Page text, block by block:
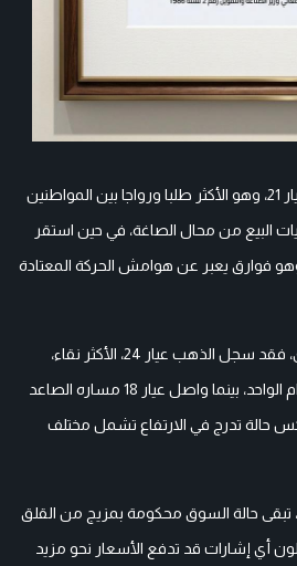
وبلغ سعر بيع غرام الذهب عيار 21، وهو الأكثر طلبا ورواجا بين المواطنين
92.8 دينارا لغايات البيع من محال الصاغة، في حين استقر
عند 88.3 دينارا، وهو فوارق يعبر عن هوامش الحركة المعتادة
أما على صعيد العيارات الأخرى، فقد سجل الذهب عيار 24، الأكثر نقاء،
سعر بيع بلغ 106.5 دينارا للغرام الواحد، بينما واصل عيار 18 مساره الصاعد
مما يعكس حالة تدرج في الارتفاع تشمل مختلف
تبقى حالة السوق محكومة بمزيج من القلق
أي إشارات قد تدفع الأسعار نحو مزيد